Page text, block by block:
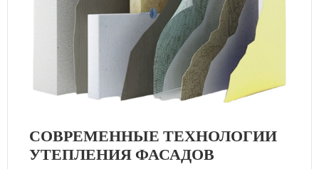
СОВРЕМЕННЫЕ ТЕХНОЛОГИИ
УТЕПЛЕНИЯ ФАСАДОВ